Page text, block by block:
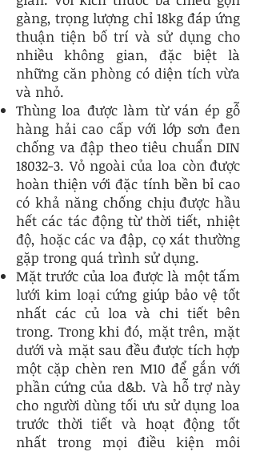
gàng, trọng lượng chỉ 18kg đáp ứng
thuận tiện bố trí và sử dụng cho
nhiều không gian, đặc biệt là
những căn phòng có diện tích vừa
và nhỏ.
Thùng loa được làm từ ván ép gỗ
hàng hải cao cấp với lớp sơn đen
chống va đập theo tiêu chuẩn DIN
18032-3. Vỏ ngoài của loa còn được
hoàn thiện với đặc tính bền bỉ cao
có khả năng chống chịu được hầu
hết các tác động từ thời tiết, nhiệt
độ, hoặc các va đập, cọ xát thường
gặp trong quá trình sử dụng.
Mặt trước của loa được là một tấm
lưới kim loại cứng giúp bảo vệ tốt
nhất các củ loa và chi tiết bên
trong. Trong khi đó, mặt trên, mặt
dưới và mặt sau đều được tích hợp
một cặp chèn ren M10 để gắn với
phần cứng của d&b. Và hỗ trợ này
cho người dùng tối ưu sử dụng loa
trước thời tiết và hoạt động tốt
nhất trong mọi điều kiện môi